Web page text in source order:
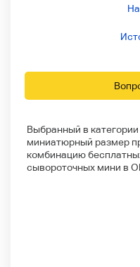
Выбранный в
миниатюрный размер
комбинацию
сывороточных мини в